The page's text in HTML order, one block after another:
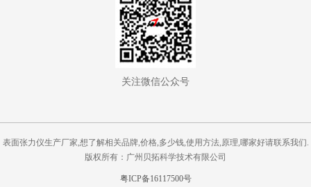
关注微信公众号
表面张力仪生产厂家,想了解相关品牌,价格,多少钱,使用方法,原理,哪家好请联系我们.
版权所有：广州贝拓科学技术有限公司
粤ICP备16117500号